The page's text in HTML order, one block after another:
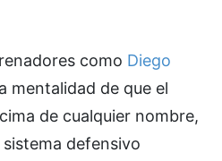
como Diego
mentalidad de que el
de cualquier nombre,
defensivo